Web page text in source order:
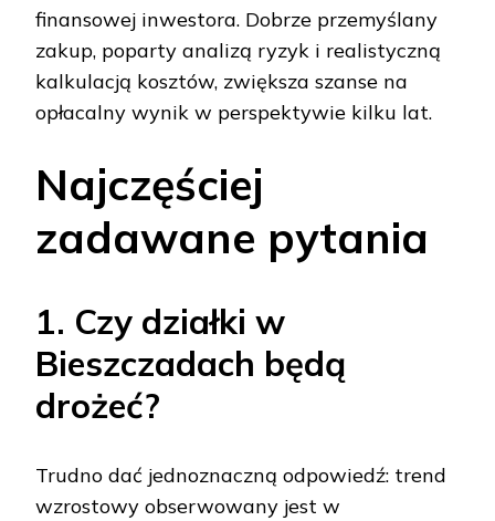
finansowej inwestora. Dobrze przemyślany
zakup, poparty analizą ryzyk i realistyczną
kalkulacją kosztów, zwiększa szanse na
opłacalny wynik w perspektywie kilku lat.
Najczęściej
zadawane pytania
1. Czy działki w
Bieszczadach będą
drożeć?
Trudno dać jednoznaczną odpowiedź: trend
wzrostowy obserwowany jest w